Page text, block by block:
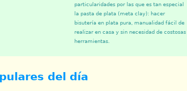
particularidades por las que es tan especial
la pasta de plata (meta clay): hacer
bisutería en plata pura, manualidad fácil de
realizar en casa y sin necesidad de costosas
herramientas.
del día